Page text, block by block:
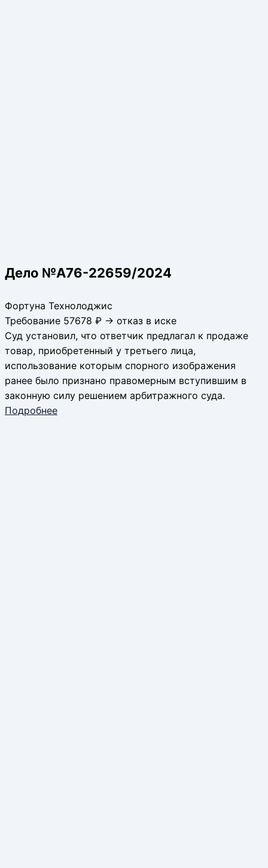
Дело №А76-22659/2024
Фортуна Технолоджис
Требование 57678 ₽ → отказ в иске
Суд установил, что ответчик предлагал к продаже
товар, приобретенный у третьего лица,
использование которым спорного изображения
ранее было признано правомерным вступившим в
законную силу решением арбитражного суда.
Подробнее